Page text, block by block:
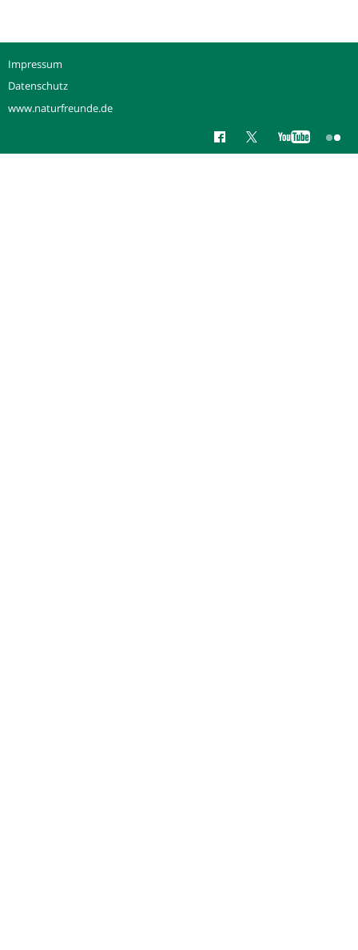
Impressum
Datenschutz
www.naturfreunde.de